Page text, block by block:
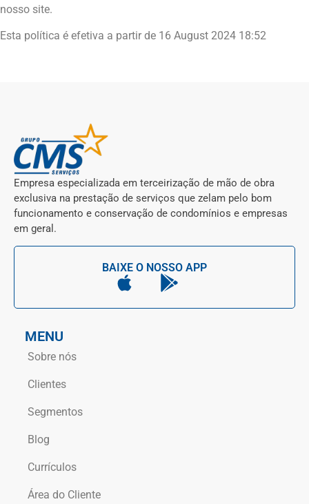
nosso site.
Esta política é efetiva a partir de 16 August 2024 18:52
Empresa especializada em terceirização de mão de obra
exclusiva na prestação de serviços que zelam pelo bom
funcionamento e conservação de condomínios e empresas
em geral.
BAIXE O NOSSO APP
MENU
Sobre nós
Clientes
Segmentos
Blog
Currículos
Área do Cliente